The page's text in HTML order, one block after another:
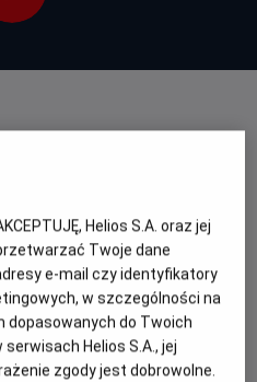
Bob
cz. 3Helios S.A. oraz jej
Twoje dane
e-mail czy identyfikatory
w szczególności na
dopasowanych do Twoich
Helios S.A., jej
zgody jest dobrowolne.